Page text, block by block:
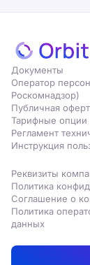
Документы
Оператор
Роскомнадзор)
Публичная
Тарифные опции
Регламент
Инструкция
Реквизиты
Политика
Соглашение о
Политика
данных